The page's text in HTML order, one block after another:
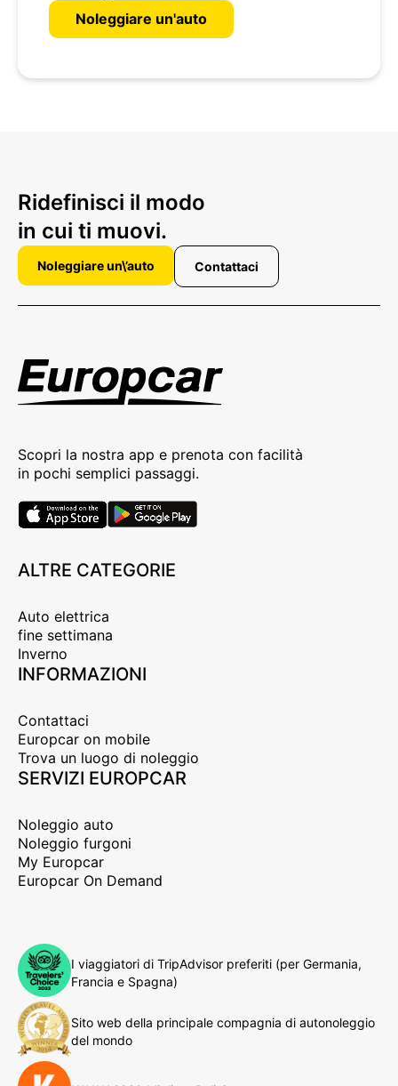
Noleggiare un'auto
Ridefinisci il modo
in cui ti muovi.
Noleggiare un\’auto Contattaci
Scopri la nostra app e prenota con facilità
in pochi semplici passaggi.
ALTRE CATEGORIE
Auto elettrica
fine settimana
Inverno
INFORMAZIONI
Contattaci
Europcar on mobile
Trova un luogo di noleggio
SERVIZI EUROPCAR
Noleggio auto
Noleggio furgoni
My Europcar
Europcar On Demand
I viaggiatori di TripAdvisor preferiti (per Germania,
Francia e Spagna)
Sito web della principale compagnia di autonoleggio
del mondo